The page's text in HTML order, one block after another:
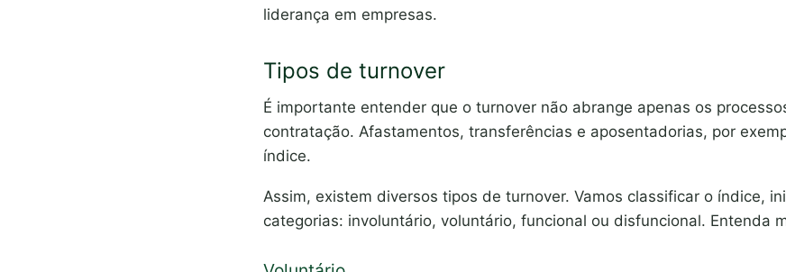
liderança em empresas.
Tipos de turnover
É importante entender que o turnover não abrange apenas os
contratação. Afastamentos, transferências e aposentadorias, por
índice.
Assim, existem diversos tipos de turnover. Vamos classificar o índice,
categorias: involuntário, voluntário, funcional ou disfuncional. Entenda